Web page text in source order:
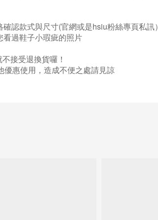
認款式與尺寸(官網或是hsiu粉絲專頁私訊）
看過鞋子小瑕疵的照片
接受退換貨囉！
優惠使用，造成不便之處請見諒